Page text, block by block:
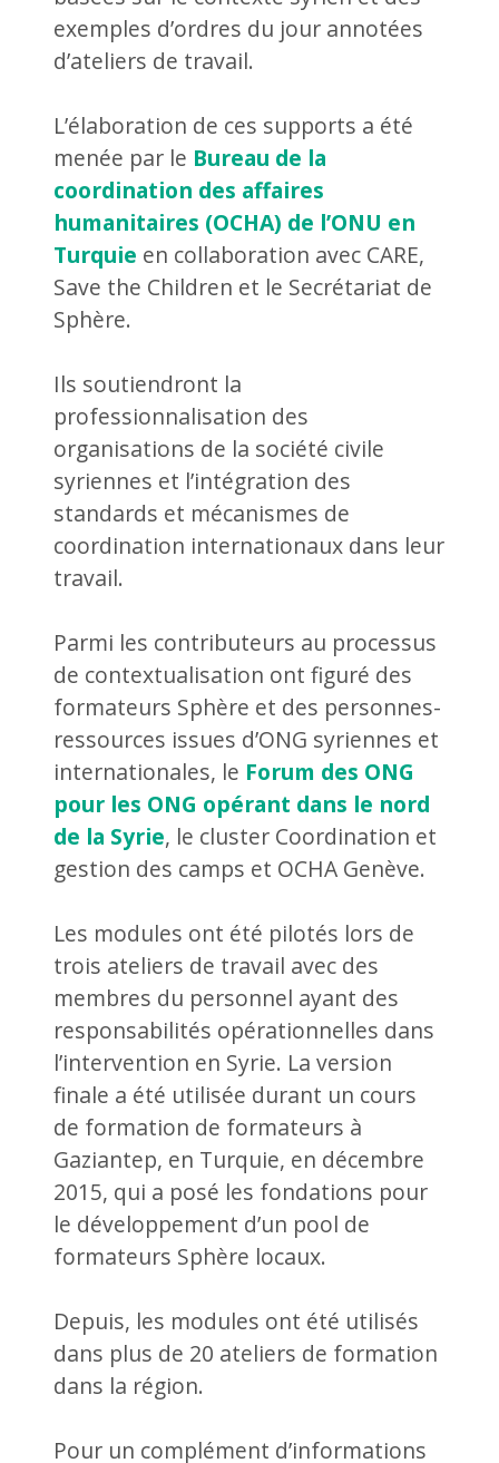
exemples d’ordres du jour annotées
d’ateliers de travail.
L’élaboration de ces supports a été
menée par le Bureau de la
coordination des affaires
humanitaires (OCHA) de l’ONU en
Turquie en collaboration avec CARE,
Save the Children et le Secrétariat de
Sphère.
Ils soutiendront la
professionnalisation des
organisations de la société civile
syriennes et l’intégration des
standards et mécanismes de
coordination internationaux dans leur
travail.
Parmi les contributeurs au processus
de contextualisation ont figuré des
formateurs Sphère et des personnes-
ressources issues d’ONG syriennes et
internationales, le Forum des ONG
pour les ONG opérant dans le nord
de la Syrie, le cluster Coordination et
gestion des camps et OCHA Genève.
Les modules ont été pilotés lors de
trois ateliers de travail avec des
membres du personnel ayant des
responsabilités opérationnelles dans
l’intervention en Syrie. La version
finale a été utilisée durant un cours
de formation de formateurs à
Gaziantep, en Turquie, en décembre
2015, qui a posé les fondations pour
le développement d’un pool de
formateurs Sphère locaux.
Depuis, les modules ont été utilisés
dans plus de 20 ateliers de formation
dans la région.
Pour un complément d’informations